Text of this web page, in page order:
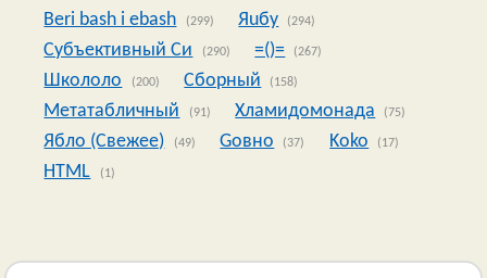
Beri bash i ebash (299) Яuбy (294)
Субъективный Си (290) =()= (267)
Школоло (200) Сборный (158)
Метатабличный (91) Хламидомонада (75)
Ябло (Свежее) (49) Goвно (37) Koko (17)
HTML (1)